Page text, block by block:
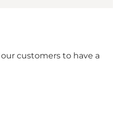
customers to have a